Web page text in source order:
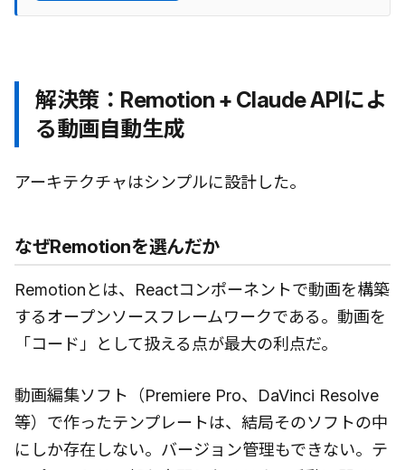
解決策：Remotion + Claude APIによ
る動画自動生成
アーキテクチャはシンプルに設計した。
なぜRemotionを選んだか
Remotionとは、Reactコンポーネントで動画を構築
するオープンソースフレームワークである。動画を
「コード」として扱える点が最大の利点だ。
動画編集ソフト（Premiere Pro、DaVinci Resolve
等）で作ったテンプレートは、結局そのソフトの中
にしか存在しない。バージョン管理もできない。テ